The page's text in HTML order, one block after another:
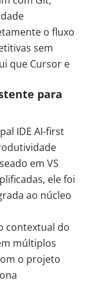
o fluxo
sem
que Cursor e
para
IDE AI-first
em VS
ele foi
ao núcleo
contextual do
múltiplos
o projeto